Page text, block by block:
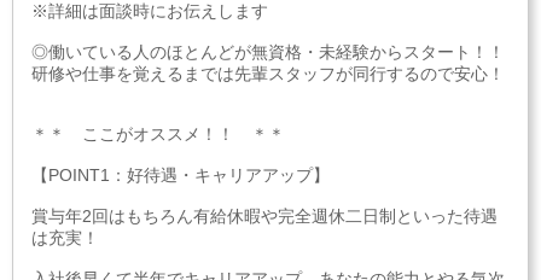
※詳細は面談時にお伝えします
◎働いている人のほとんどが無資格・未経験からスタート！！
研修や仕事を覚えるまでは先輩スタッフが同行するので安心！
＊＊ ここがオススメ！！ ＊＊
【POINT1：好待遇・キャリアアップ】
賞与年2回はもちろん有給休暇や完全週休二日制といった待遇
は充実！